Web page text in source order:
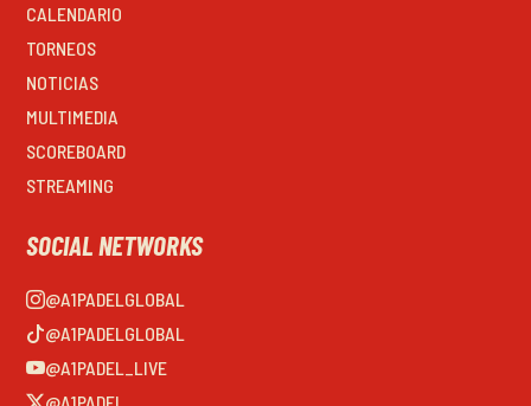
CALENDARIO
TORNEOS
NOTICIAS
MULTIMEDIA
SCOREBOARD
STREAMING
SOCIAL NETWORKS
@A1PADELGLOBAL
@A1PADELGLOBAL
@A1PADEL_LIVE